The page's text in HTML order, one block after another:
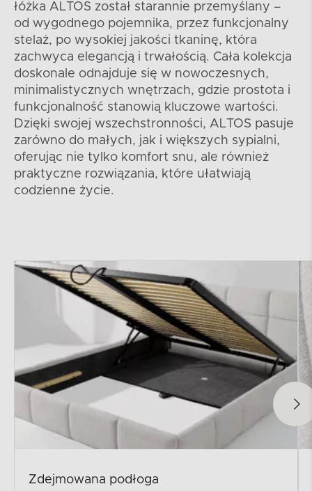
łóżka ALTOS został starannie przemyślany –
od wygodnego pojemnika, przez funkcjonalny
stelaż, po wysokiej jakości tkaninę, która
zachwyca elegancją i trwałością. Cała kolekcja
doskonale odnajduje się w nowoczesnych,
minimalistycznych wnętrzach, gdzie prostota i
funkcjonalność stanowią kluczowe wartości.
Dzięki swojej wszechstronności, ALTOS pasuje
zarówno do małych, jak i większych sypialni,
oferując nie tylko komfort snu, ale również
praktyczne rozwiązania, które ułatwiają
codzienne życie.
Zdejmowana podłoga